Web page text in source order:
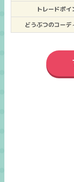
トレードポイ
どうぶつのコーデ